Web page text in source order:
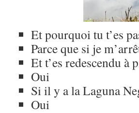
Et pourquoi tu t’es
Parce que si je
Et t’es redescendu à
Oui
Si il y a la Laguna
Oui